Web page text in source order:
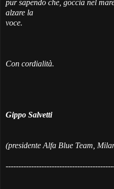
pur sapendo che, goccia nel
alzare la
voce.
Con cordialità.
Gippo Salvetti
(presidente Alfa Blue Team,